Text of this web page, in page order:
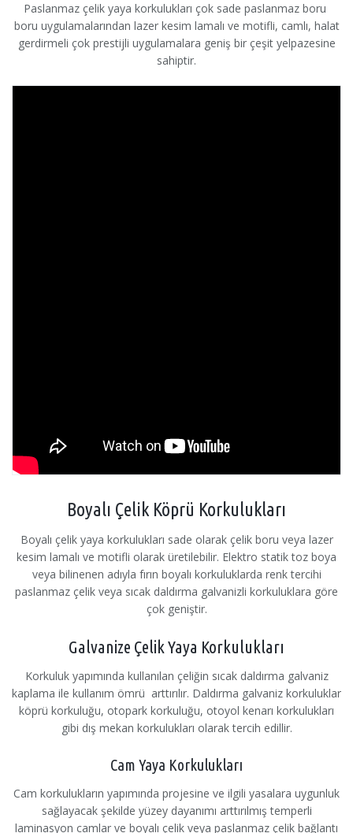
Paslanmaz çelik yaya korkulukları çok sade paslanmaz boru
boru uygulamalarından lazer kesim lamalı ve motifli, camlı, halat
gerdirmeli çok prestijli uygulamalara geniş bir çeşit yelpazesine
sahiptir.
Boyalı Çelik Köprü Korkulukları
Boyalı çelik yaya korkulukları sade olarak çelik boru veya lazer
kesim lamalı ve motifli olarak üretilebilir. Elektro statik toz boya
veya bilinenen adıyla fırın boyalı korkuluklarda renk tercihi
paslanmaz çelik veya sıcak daldırma galvanizli korkuluklara göre
çok geniştir.
Galvanize Çelik Yaya Korkulukları
Korkuluk yapımında kullanılan çeliğin sıcak daldırma galvaniz
kaplama ile kullanım ömrü arttırılır. Daldırma galvaniz korkuluklar
köprü korkuluğu, otopark korkuluğu, otoyol kenarı korkulukları
gibi dış mekan korkulukları olarak tercih edillir.
Cam Yaya Korkulukları
Cam korkulukların yapımında projesine ve ilgili yasalara uygunluk
sağlayacak şekilde yüzey dayanımı arttırılmış temperli
laminasyon camlar ve boyalı çelik veya paslanmaz çelik bağlantı